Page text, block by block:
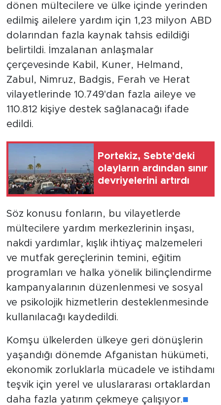
dönen mültecilere ve ülke içinde yerinden
edilmiş ailelere yardım için 1,23 milyon ABD
dolarından fazla kaynak tahsis edildiği
belirtildi. İmzalanan anlaşmalar
çerçevesinde Kabil, Kuner, Helmand,
Zabul, Nimruz, Badgis, Ferah ve Herat
vilayetlerinde 10.749'dan fazla aileye ve
110.812 kişiye destek sağlanacağı ifade
edildi.
Portekiz, Sebte'deki
olayların ardından sınır
devriyelerini artırdı
Söz konusu fonların, bu vilayetlerde
mültecilere yardım merkezlerinin inşası,
nakdi yardımlar, kışlık ihtiyaç malzemeleri
ve mutfak gereçlerinin temini, eğitim
programları ve halka yönelik bilinçlendirme
kampanyalarının düzenlenmesi ve sosyal
ve psikolojik hizmetlerin desteklenmesinde
kullanılacağı kaydedildi.
Komşu ülkelerden ülkeye geri dönüşlerin
yaşandığı dönemde Afganistan hükümeti,
ekonomik zorluklarla mücadele ve istihdamı
teşvik için yerel ve uluslararası ortaklardan
daha fazla yatırım çekmeye çalışıyor.■